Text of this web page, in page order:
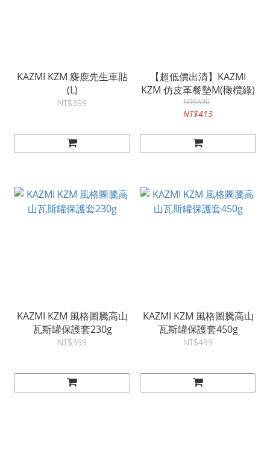
KAZMI KZM 麋鹿先生車貼
(L)
NT$399
【超低價出清】KAZMI
KZM 仿皮革餐墊M(橄欖綠)
NT$590
NT$413
KAZMI KZM 風格圖騰高山
瓦斯罐保護套230g
NT$399
KAZMI KZM 風格圖騰高山
瓦斯罐保護套450g
NT$499